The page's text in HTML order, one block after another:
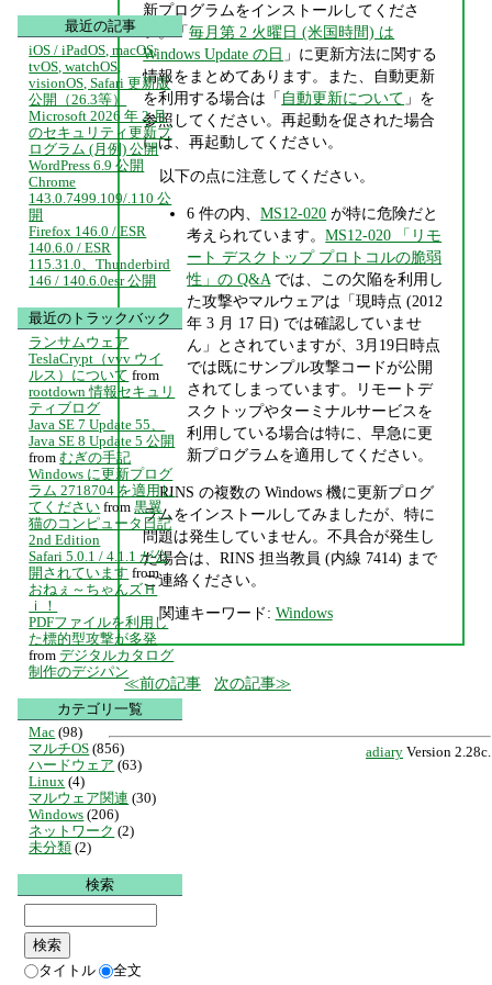
新プログラムをインストールしてくださ
い。「毎月第 2 火曜日 (米国時間) は
Windows Update の日 」に更新方法に関する
情報をまとめてあります。また、自動更新
を利用する場合は「 自動更新について 」を
参照してください。再起動を促された場合
には、再起動してください。
以下の点に注意してください。
6 件の内、MS12-020 が特に危険だと
考えられています。MS12-020 「リモ
ート デスクトップ プロトコルの脆弱
性」の Q&A では、この欠陥を利用し
た攻撃やマルウェアは「現時点 (2012
年 3 月 17 日) では確認していませ
ん」とされていますが、3月19日時点
では既にサンプル攻撃コードが公開
されてしまっています。リモートデ
スクトップやターミナルサービスを
利用している場合は特に、早急に更
新プログラムを適用してください。
RINS の複数の Windows 機に更新プログ
ラムをインストールしてみましたが、特に
問題は発生していません。不具合が発生し
た場合は、RINS 担当教員 (内線 7414) まで
ご連絡ください。
関連キーワード: Windows
前の記事 次の記事
adiary Version 2.28c.
最近の記事
iOS / iPadOS, macOS,
tvOS, watchOS,
visionOS, Safari 更新版
公開（26.3等）
Microsoft 2026 年 2 月
のセキュリティ更新プ
ログラム (月例) 公開
WordPress 6.9 公開
Chrome
143.0.7499.109/.110 公
開
Firefox 146.0 / ESR
140.6.0 / ESR
115.31.0、Thunderbird
146 / 140.6.0esr 公開
最近のトラックバック
ランサムウェア
TeslaCrypt（vvv ウイ
ルス）について from
rootdown 情報セキュリ
ティブログ
Java SE 7 Update 55、
Java SE 8 Update 5 公開
from むぎの手記
Windows に更新プログ
ラム 2718704 を適用し
てください from 黒翼
猫のコンピュータ日記
2nd Edition
Safari 5.0.1 / 4.1.1 が公
開されています from
おねぇ～ちゃんズＨ
ｉ！
PDFファイルを利用し
た標的型攻撃が多発
from デジタルカタログ
制作のデジパン
カテゴリ一覧
Mac (98)
マルチOS (856)
ハードウェア (63)
Linux (4)
マルウェア関連 (30)
Windows (206)
ネットワーク (2)
未分類 (2)
検索
タイトル 全文